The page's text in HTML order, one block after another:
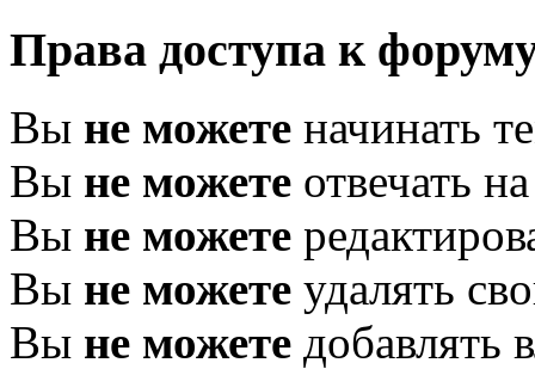
Права доступа к
Вы не можете начинать
Вы не можете отвечать
Вы не можете
Вы не можете удалять
Вы не можете добавлять